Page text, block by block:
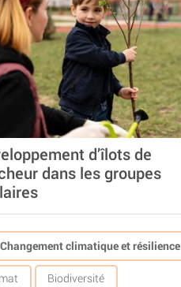
d’îlots de
dans les groupes
Changement climatique et résilience
Biodiversité